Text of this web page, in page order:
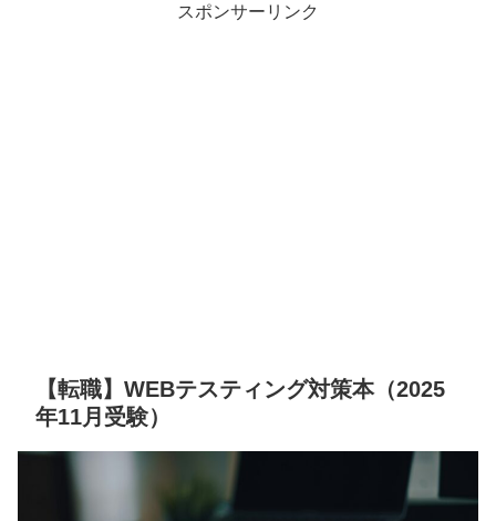
スポンサーリンク
【転職】WEBテスティング対策本（2025
年11月受験）